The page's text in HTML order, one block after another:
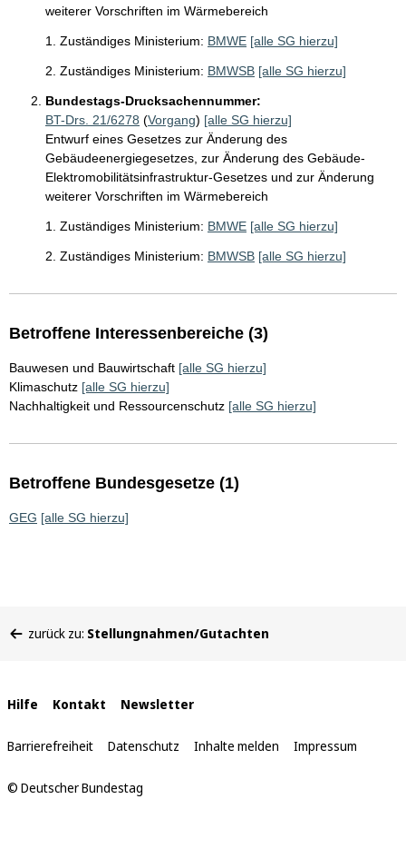
weiterer Vorschriften im Wärmebereich
1. Zuständiges Ministerium: BMWE [alle SG hierzu]
2. Zuständiges Ministerium: BMWSB [alle SG hierzu]
Bundestags-Drucksachennummer:
BT-Drs. 21/6278 (Vorgang) [alle SG hierzu]
Entwurf eines Gesetzes zur Änderung des
Gebäudeenergiegesetzes, zur Änderung des Gebäude-
Elektromobilitätsinfrastruktur-Gesetzes und zur Änderung
weiterer Vorschriften im Wärmebereich
1. Zuständiges Ministerium: BMWE [alle SG hierzu]
2. Zuständiges Ministerium: BMWSB [alle SG hierzu]
Betroffene Interessenbereiche (3)
Bauwesen und Bauwirtschaft [alle SG hierzu]
Klimaschutz [alle SG hierzu]
Nachhaltigkeit und Ressourcenschutz [alle SG hierzu]
Betroffene Bundesgesetze (1)
GEG [alle SG hierzu]
befinden
zurück zu: Stellungnahmen/Gutachten
Interne
Links
Hilfe Kontakt Newsletter
Barrierefreiheit Datenschutz Inhalte melden Impressum
© Deutscher Bundestag